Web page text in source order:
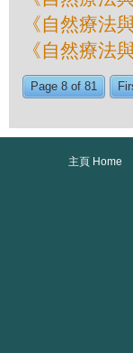
《自然療法
《自然療法
Page 8 of 81
主頁 Home